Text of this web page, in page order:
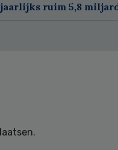
ruim 5,8